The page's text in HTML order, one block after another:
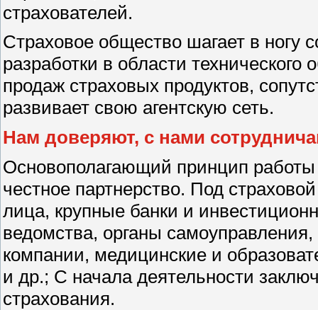
страхователей.
Страховое общество шагает в ногу
разработки в области
продаж страховых продуктов,
развивает свою агентскую сеть.
Нам доверяют, с нами
Основополагающий принцип
честное партнерство. Под
лица, крупные банки и
ведомства, органы
компании, медицинские и
и др.; С начала деятельности
страхования.